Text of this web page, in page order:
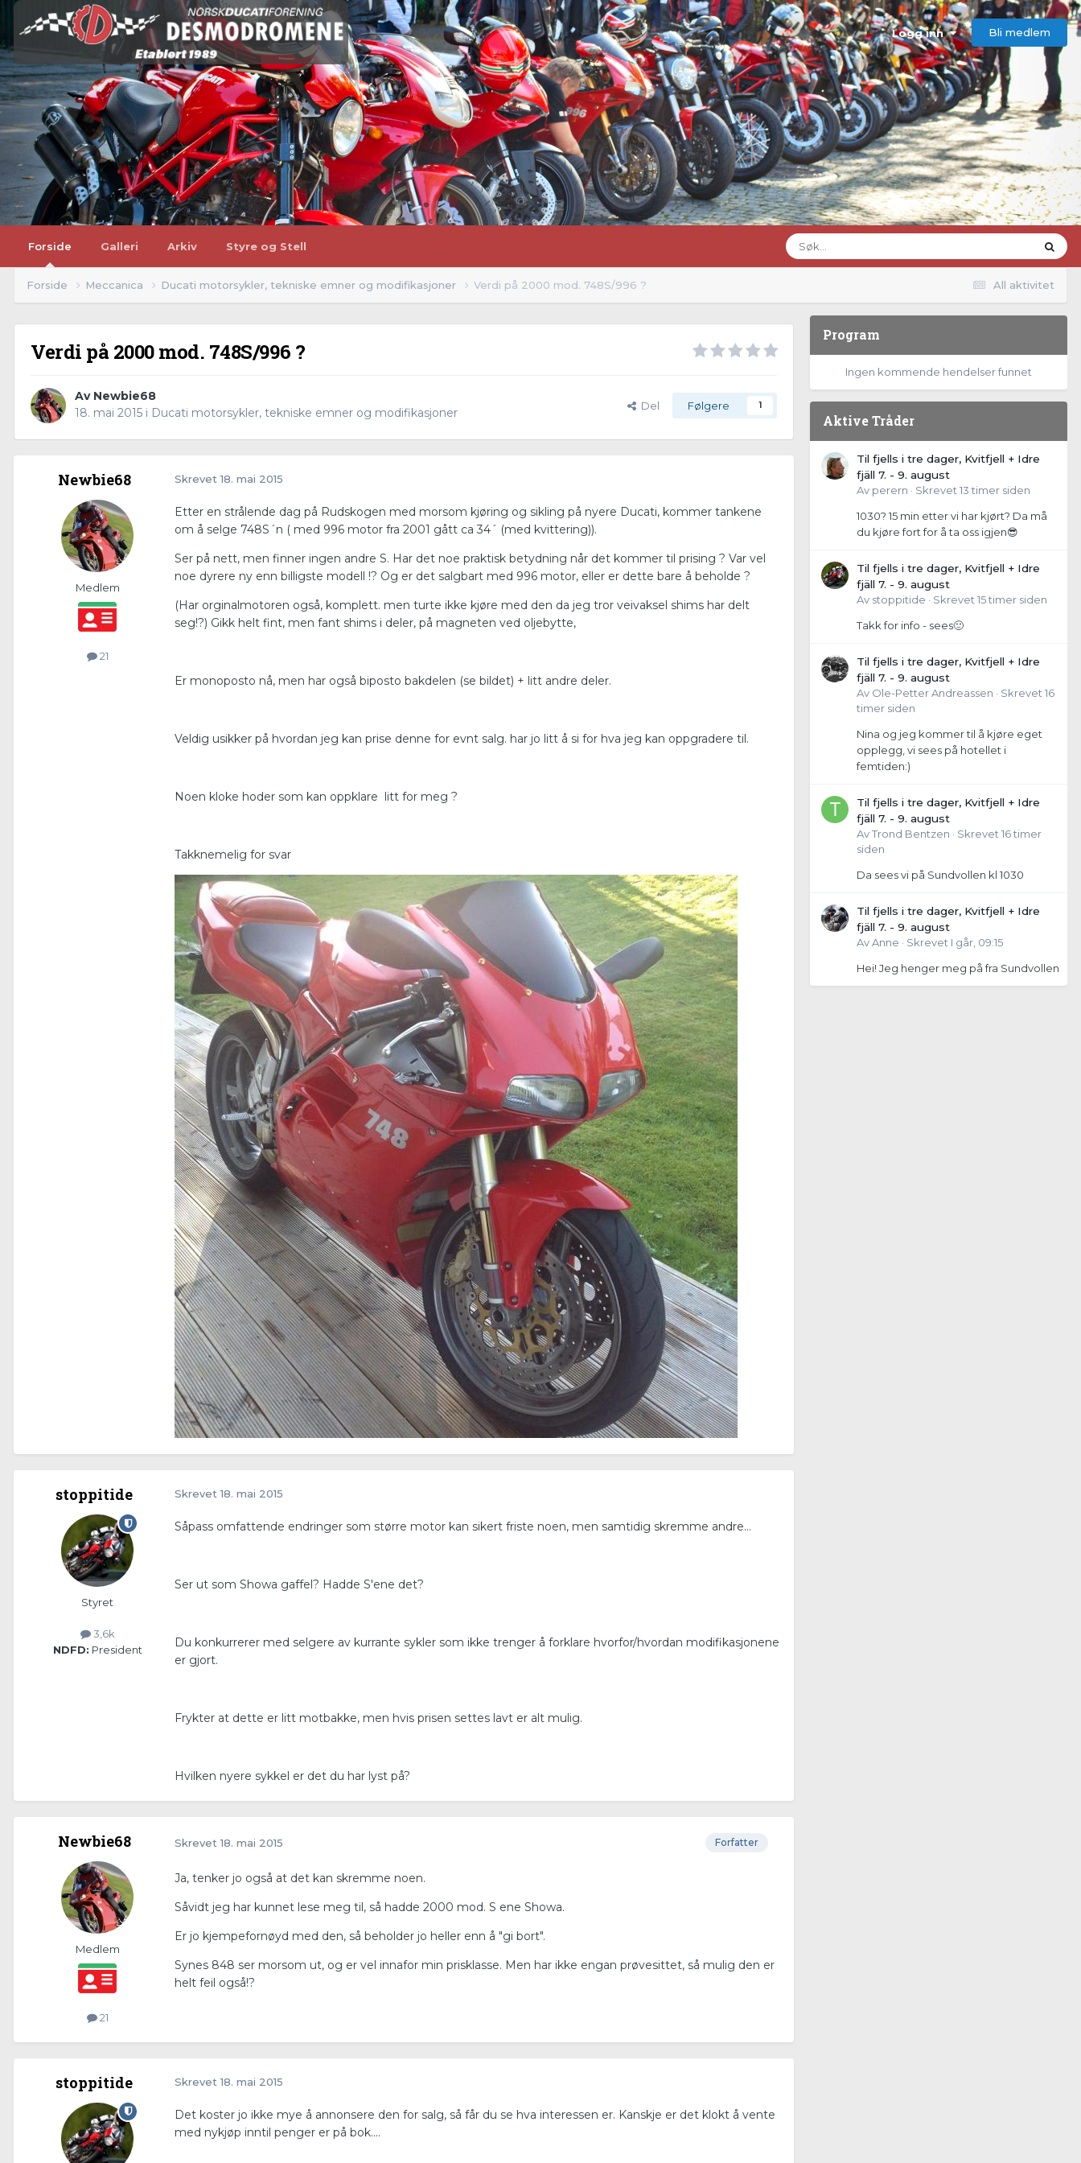
Logg inn Bli medlem
Forside Galleri Arkiv Styre og Stell
All aktivitet
Forside Meccanica Ducati motorsykler, tekniske emner og modifikasjoner Verdi på 2000 mod. 748S/996 ?
Verdi på 2000 mod. 748S/996 ?
Av Newbie68
18. mai 2015 i Ducati motorsykler, tekniske emner og modifikasjoner Del Følgere 1
Newbie68
Medlem
21
Skrevet18. mai 2015
Etter en strålende dag på Rudskogen med morsom kjøring og sikling på nyere Ducati, kommer tankene
om å selge 748S´n ( med 996 motor fra 2001 gått ca 34´ (med kvittering)).
Ser på nett, men finner ingen andre S. Har det noe praktisk betydning når det kommer til prising ? Var vel
noe dyrere ny enn billigste modell !? Og er det salgbart med 996 motor, eller er dette bare å beholde ?
(Har orginalmotoren også, komplett. men turte ikke kjøre med den da jeg tror veivaksel shims har delt
seg!?) Gikk helt fint, men fant shims i deler, på magneten ved oljebytte,
Er monoposto nå, men har også biposto bakdelen (se bildet) + litt andre deler.
Veldig usikker på hvordan jeg kan prise denne for evnt salg. har jo litt å si for hva jeg kan oppgradere til.
Noen kloke hoder som kan oppklare litt for meg ?
Takknemelig for svar
stoppitide
Styret
3,6k
NDFD: President
Skrevet18. mai 2015
Såpass omfattende endringer som større motor kan sikert friste noen, men samtidig skremme andre...
Ser ut som Showa gaffel? Hadde S'ene det?
Du konkurrerer med selgere av kurrante sykler som ikke trenger å forklare hvorfor/hvordan modifikasjonene
er gjort.
Frykter at dette er litt motbakke, men hvis prisen settes lavt er alt mulig.
Hvilken nyere sykkel er det du har lyst på?
Newbie68
Medlem
21
Forfatter
Skrevet18. mai 2015
Ja, tenker jo også at det kan skremme noen.
Såvidt jeg har kunnet lese meg til, så hadde 2000 mod. S ene Showa.
Er jo kjempefornøyd med den, så beholder jo heller enn å "gi bort".
Synes 848 ser morsom ut, og er vel innafor min prisklasse. Men har ikke engan prøvesittet, så mulig den er
helt feil også!?
stoppitide Skrevet18. mai 2015
Det koster jo ikke mye å annonsere den for salg, så får du se hva interessen er. Kanskje er det klokt å vente
med nykjøp inntil penger er på bok....
Program
Ingen kommende hendelser funnet
Aktive Tråder
Til fjells i tre dager, Kvitfjell + Idre
fjäll 7. - 9. august
Av perern · Skrevet 13 timer siden
1030? 15 min etter vi har kjørt? Da må
du kjøre fort for å ta oss igjen😎
Til fjells i tre dager, Kvitfjell + Idre
fjäll 7. - 9. august
Av stoppitide · Skrevet 15 timer siden
Takk for info - sees🙂
Til fjells i tre dager, Kvitfjell + Idre
fjäll 7. - 9. august
Av Ole-Petter Andreassen · Skrevet 16
timer siden
Nina og jeg kommer til å kjøre eget
opplegg, vi sees på hotellet i
femtiden:)
Til fjells i tre dager, Kvitfjell + Idre
fjäll 7. - 9. august
AvTrond Bentzen · Skrevet 16 timer
siden
Da sees vi på Sundvollen kl 1030
Til fjells i tre dager, Kvitfjell + Idre
fjäll 7. - 9. august
AvAnne · Skrevet I går, 09:15
Hei! Jeg henger meg på fra Sundvollen